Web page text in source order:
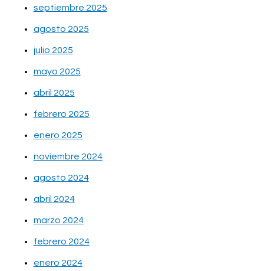
septiembre 2025
agosto 2025
julio 2025
mayo 2025
abril 2025
febrero 2025
enero 2025
noviembre 2024
agosto 2024
abril 2024
marzo 2024
febrero 2024
enero 2024